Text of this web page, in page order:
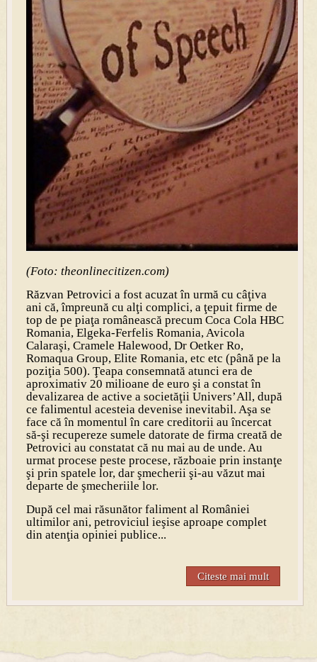
(Foto: theonlinecitizen.com)
Răzvan Petrovici a fost acuzat în urmă cu câţiva
ani că, împreună cu alţi complici, a ţepuit firme de
top de pe piaţa românească precum Coca Cola HBC
Romania, Elgeka-Ferfelis Romania, Avicola
Calaraşi, Cramele Halewood, Dr Oetker Ro,
Romaqua Group, Elite Romania, etc etc (până pe la
poziţia 500). Ţeapa consemnată atunci era de
aproximativ 20 milioane de euro şi a constat în
devalizarea de active a societăţii Univers’All, după
ce falimentul acesteia devenise inevitabil. Aşa se
face că în momentul în care creditorii au încercat
să-şi recupereze sumele datorate de firma creată de
Petrovici au constatat că nu mai au de unde. Au
urmat procese peste procese, războaie prin instanţe
şi prin spatele lor, dar şmecherii şi-au văzut mai
departe de şmecheriile lor.
După cel mai răsunător faliment al României
ultimilor ani, petroviciul ieşise aproape complet
din atenţia opiniei publice...
Citeste mai mult